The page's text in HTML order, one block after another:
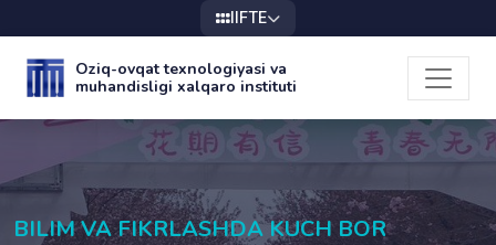
IIFTE
Oziq-ovqat texnologiyasi va
muhandisligi xalqaro instituti
BILIM VA FIKRLASHDA KUCH BOR